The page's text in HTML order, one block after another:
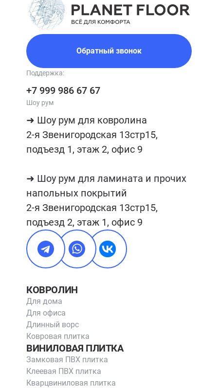
Обратный звонок
Поддержка:
+7 999 986 67 67
Шоу рум
➜ Шоу рум для ковролина
2-я Звенигородская 13стр15,
подъезд 1, этаж 2, офис 9
➜ Шоу рум для ламината и прочих
напольных покрытий
2-я Звенигородская 13стр15,
подъезд 2, этаж 1, офис 9
КОВРОЛИН
Для дома
Для офиса
Длинный ворс
Ковровая плитка
ВИНИЛОВАЯ ПЛИТКА
Замковая ПВХ плитка
Клеевая ПВХ плитка
Кварцвиниловая плитка